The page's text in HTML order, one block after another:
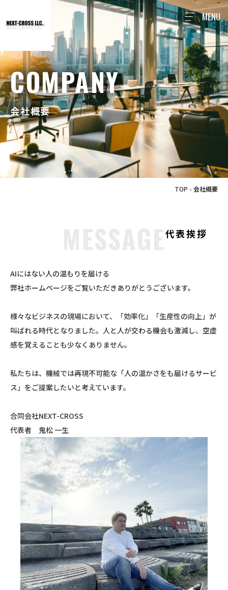
MENU
COMPANY
会社概要
TOP - 会社概要
代表挨拶
AIにはない人の温もりを届ける
弊社ホームページをご覧いただきありがとうございます。
様々なビジネスの現場において、「効率化」「生産性の向上」が
叫ばれる時代となりました。人と人が交わる機会も激減し、空虚
感を覚えることも少なくありません。
私たちは、機械では再現不可能な「人の温かさをも届けるサービ
ス」をご提案したいと考えています。
合同会社NEXT-CROSS
代表者 鬼松 一生